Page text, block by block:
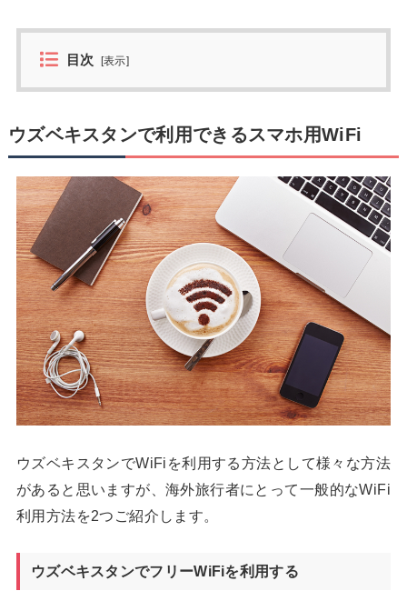
目次 [表示]
ウズベキスタンで利用できるスマホ用WiFi
ウズベキスタンでWiFiを利用する方法として様々な方法
があると思いますが、海外旅行者にとって一般的なWiFi
利用方法を2つご紹介します。
ウズベキスタンでフリーWiFiを利用する